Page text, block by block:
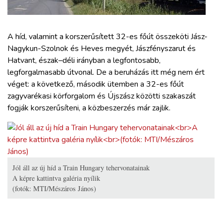
HAJÓZÁS
BLOG
ARCHÍVUM
WEBSHOP
BELÉPÉS
REGISZTRÁCIÓ
A híd, valamint a korszerűsített 32-es főút összeköti Jász-
Nagykun-Szolnok és Heves megyét, Jászfényszarut és
Hatvant, észak–déli irányban a legfontosabb,
legforgalmasabb útvonal. De a beruházás itt még nem ért
véget: a következő, második ütemben a 32-es főút
zagyvarékasi körforgalom és Újszász közötti szakaszát
fogják korszerűsíteni, a közbeszerzés már zajlik.
Jól áll az új híd a Train Hungary tehervonatainak
A képre kattintva galéria nyílik
(fotók: MTI/Mészáros János)